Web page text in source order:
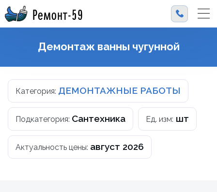
Ремонт-59
Демонтаж ванны чугунной
Категория: ДЕМОНТАЖНЫЕ РАБОТЫ
Подкатегория: Сантехника Ед. изм: шт
Актуальность цены: август 2026